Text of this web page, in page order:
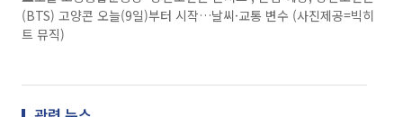
(BTS) 고양콘 오늘(9일)부터 시작…날씨·교통 변수 (사진제공=빅히
트 뮤직)